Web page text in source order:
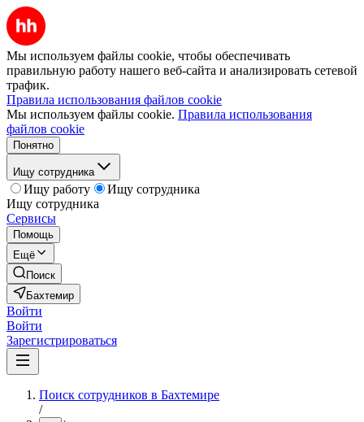
Мы используем файлы cookie, чтобы обеспечивать
правильную работу нашего веб-сайта и анализировать сетевой
трафик.
Правила использования файлов cookie
Мы используем файлы cookie. Правила использования
файлов cookie
Понятно
Ищу сотрудника
Ищу работу
Ищу сотрудника
Ищу сотрудника
Сервисы
Помощь
Ещё
Поиск
Бахтемир
Войти
Войти
Зарегистрироваться
Поиск сотрудников в Бахтемире
/